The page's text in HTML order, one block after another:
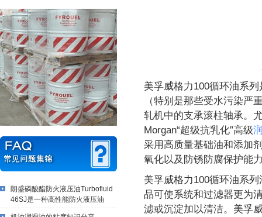
朗盛磷酸酯防火液压油Turbofluid
46SJ是一种高性能防火液压油
美孚威格力100循环油系
（特别是那些受水污染严
轧机中的支承滚柱轴承。
Morgan“超级抗乳化”高级
采用高质量基础油和添加
氧化以及防锈防腐保护能
美孚威格力100循环油系
品可使系统和过滤器更为
滤或沉淀加以清洁。美孚